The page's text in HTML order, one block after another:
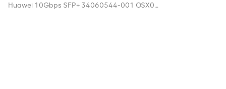
Huawei 10Gbps SFP+ 34060544-001 OSX010B10 10G-1270TX/1330RX-10KM-SM-ESFP-BBU 34060544/34060546